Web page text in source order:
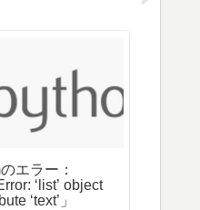
エラー：
‘list’ object
‘text’」